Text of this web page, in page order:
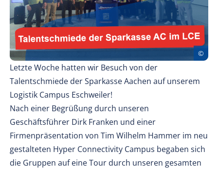
Letzte Woche hatten wir Besuch von der
Talentschmiede der Sparkasse Aachen auf unserem
Logistik Campus Eschweiler!
Nach einer Begrüßung durch unseren
Geschäftsführer Dirk Franken und einer
Firmenpräsentation von Tim Wilhelm Hammer im neu
gestalteten Hyper Connectivity Campus begaben sich
die Gruppen auf eine Tour durch unseren gesamten